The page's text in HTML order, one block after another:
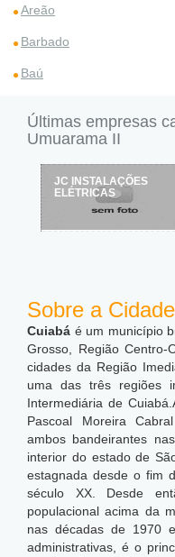
Areão
Barbado
Baú
Últimas empresas
Umuarama II
JC INSTALAÇÕES
ELÉTRICAS
Sobre a
Cuiabá é um município
Grosso, Região
cidades da Região
uma das três regiões
Intermediária de
Pascoal Moreira
ambos bandeirantes
interior do estado de
estagnada desde o fim
século XX. Desde
populacional acima da
nas décadas de 1970
administrativas, é o